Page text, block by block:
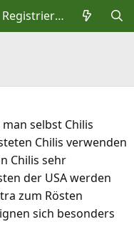
Registrieren
selbst Chilis
Chilis verwenden
Chilis sehr
der USA werden
zum Rösten
sich besonders